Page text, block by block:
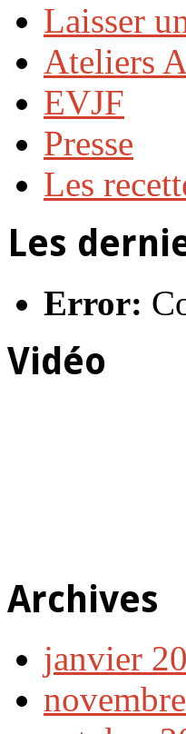
Laisser
Ateliers
EVJF
Presse
Les
Les
Error:
Vidéo
Archives
janvier